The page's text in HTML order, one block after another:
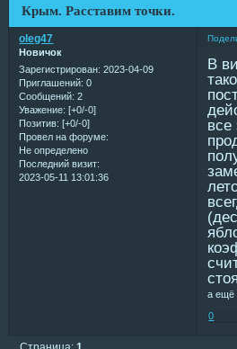
Крым. Расставим точки.
oleg47
Новичок
Зарегистрирован: 2023-04-09
Приглашений: 0
Сообщений: 2
Уважение: [+0/-0]
Позитив: [+0/-0]
Провел на форуме:
Не определено
Последний визит:
2023-05-11 13:01:36
В
все
а ещё
0